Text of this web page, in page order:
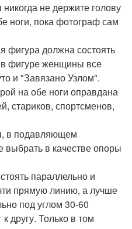
не держите голову
ноги, пока фотограф сам
фигура должна состоять
в фигуре женщины все
и "Завязано Узлом".
на обе ноги оправдана
стариков, спортсменов,
в подавляющем
выбрать в качестве опоры
параллельно и
прямую линию, а лучше
под углом 30-60
другу. Только в том